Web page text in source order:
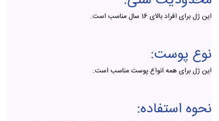
این ژل برای افراد بالای 16 سال مناسب است.
نوع پوست:
این ژل برای همه انواع پوست مناسب است.
نحوه استفاده: